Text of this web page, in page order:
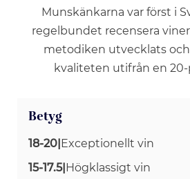
Munskänkarna var först i
regelbundet recensera
metodiken utvecklats
kvaliteten utifrån en 20-
Betyg
18-20|Exceptionellt vin
15-17.5|Högklassigt vin